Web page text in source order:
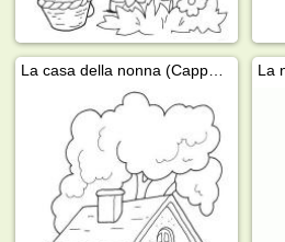
La casa della nonna (Cappuccetto Rosso)